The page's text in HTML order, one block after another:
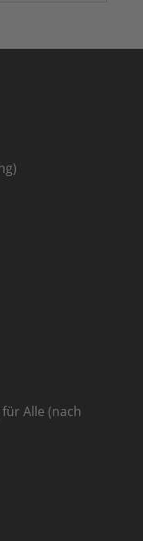
für Alle (nach